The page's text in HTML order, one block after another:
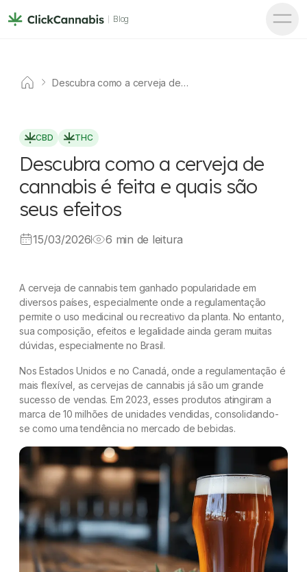
Blog
Descubra como a cerveja de
CBD THC
Descubra como a cerveja de
cannabis é feita e quais são
seus efeitos
15/03/2026 6 min de leitura
A cerveja de cannabis tem ganhado popularidade em
diversos países, especialmente onde a regulamentação
permite o uso medicinal ou recreativo da planta. No entanto,
sua composição, efeitos e legalidade ainda geram muitas
dúvidas, especialmente no Brasil.
Nos Estados Unidos e no Canadá, onde a regulamentação é
mais flexível, as cervejas de cannabis já são um grande
sucesso de vendas. Em 2023, esses produtos atingiram a
marca de 10 milhões de unidades vendidas, consolidando-
se como uma tendência no mercado de bebidas.